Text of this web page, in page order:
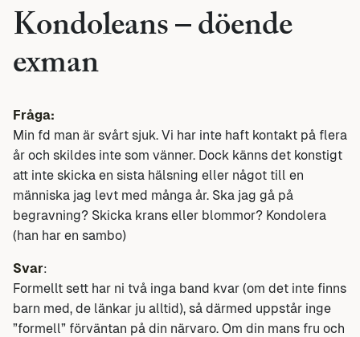
Kondoleans – döende
exman
Fråga:
Min fd man är svårt sjuk. Vi har inte haft kontakt på flera
år och skildes inte som vänner. Dock känns det konstigt
att inte skicka en sista hälsning eller något till en
människa jag levt med många år. Ska jag gå på
begravning? Skicka krans eller blommor? Kondolera
(han har en sambo)
Svar:
Formellt sett har ni två inga band kvar (om det inte finns
barn med, de länkar ju alltid), så därmed uppstår inge
”formell” förväntan på din närvaro. Om din mans fru och